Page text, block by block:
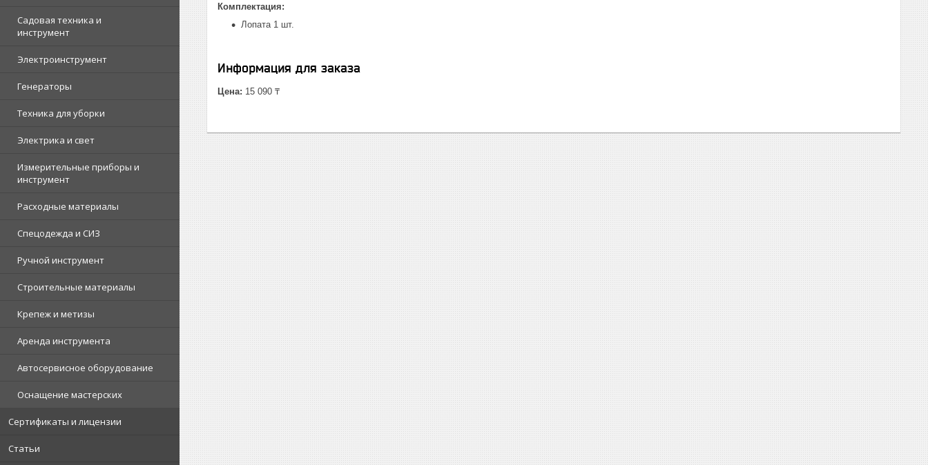
Садовая техника и
инструмент
Электроинструмент
Генераторы
Техника для уборки
Электрика и свет
Измерительные приборы и
инструмент
Расходные материалы
Спецодежда и СИЗ
Ручной инструмент
Строительные материалы
Крепеж и метизы
Аренда инструмента
Автосервисное оборудование
Оснащение мастерских
Сертификаты и лицензии
Статьи
Комплектация:
Лопата 1 шт.
Информация для заказа
Цена: 15 090 ₸